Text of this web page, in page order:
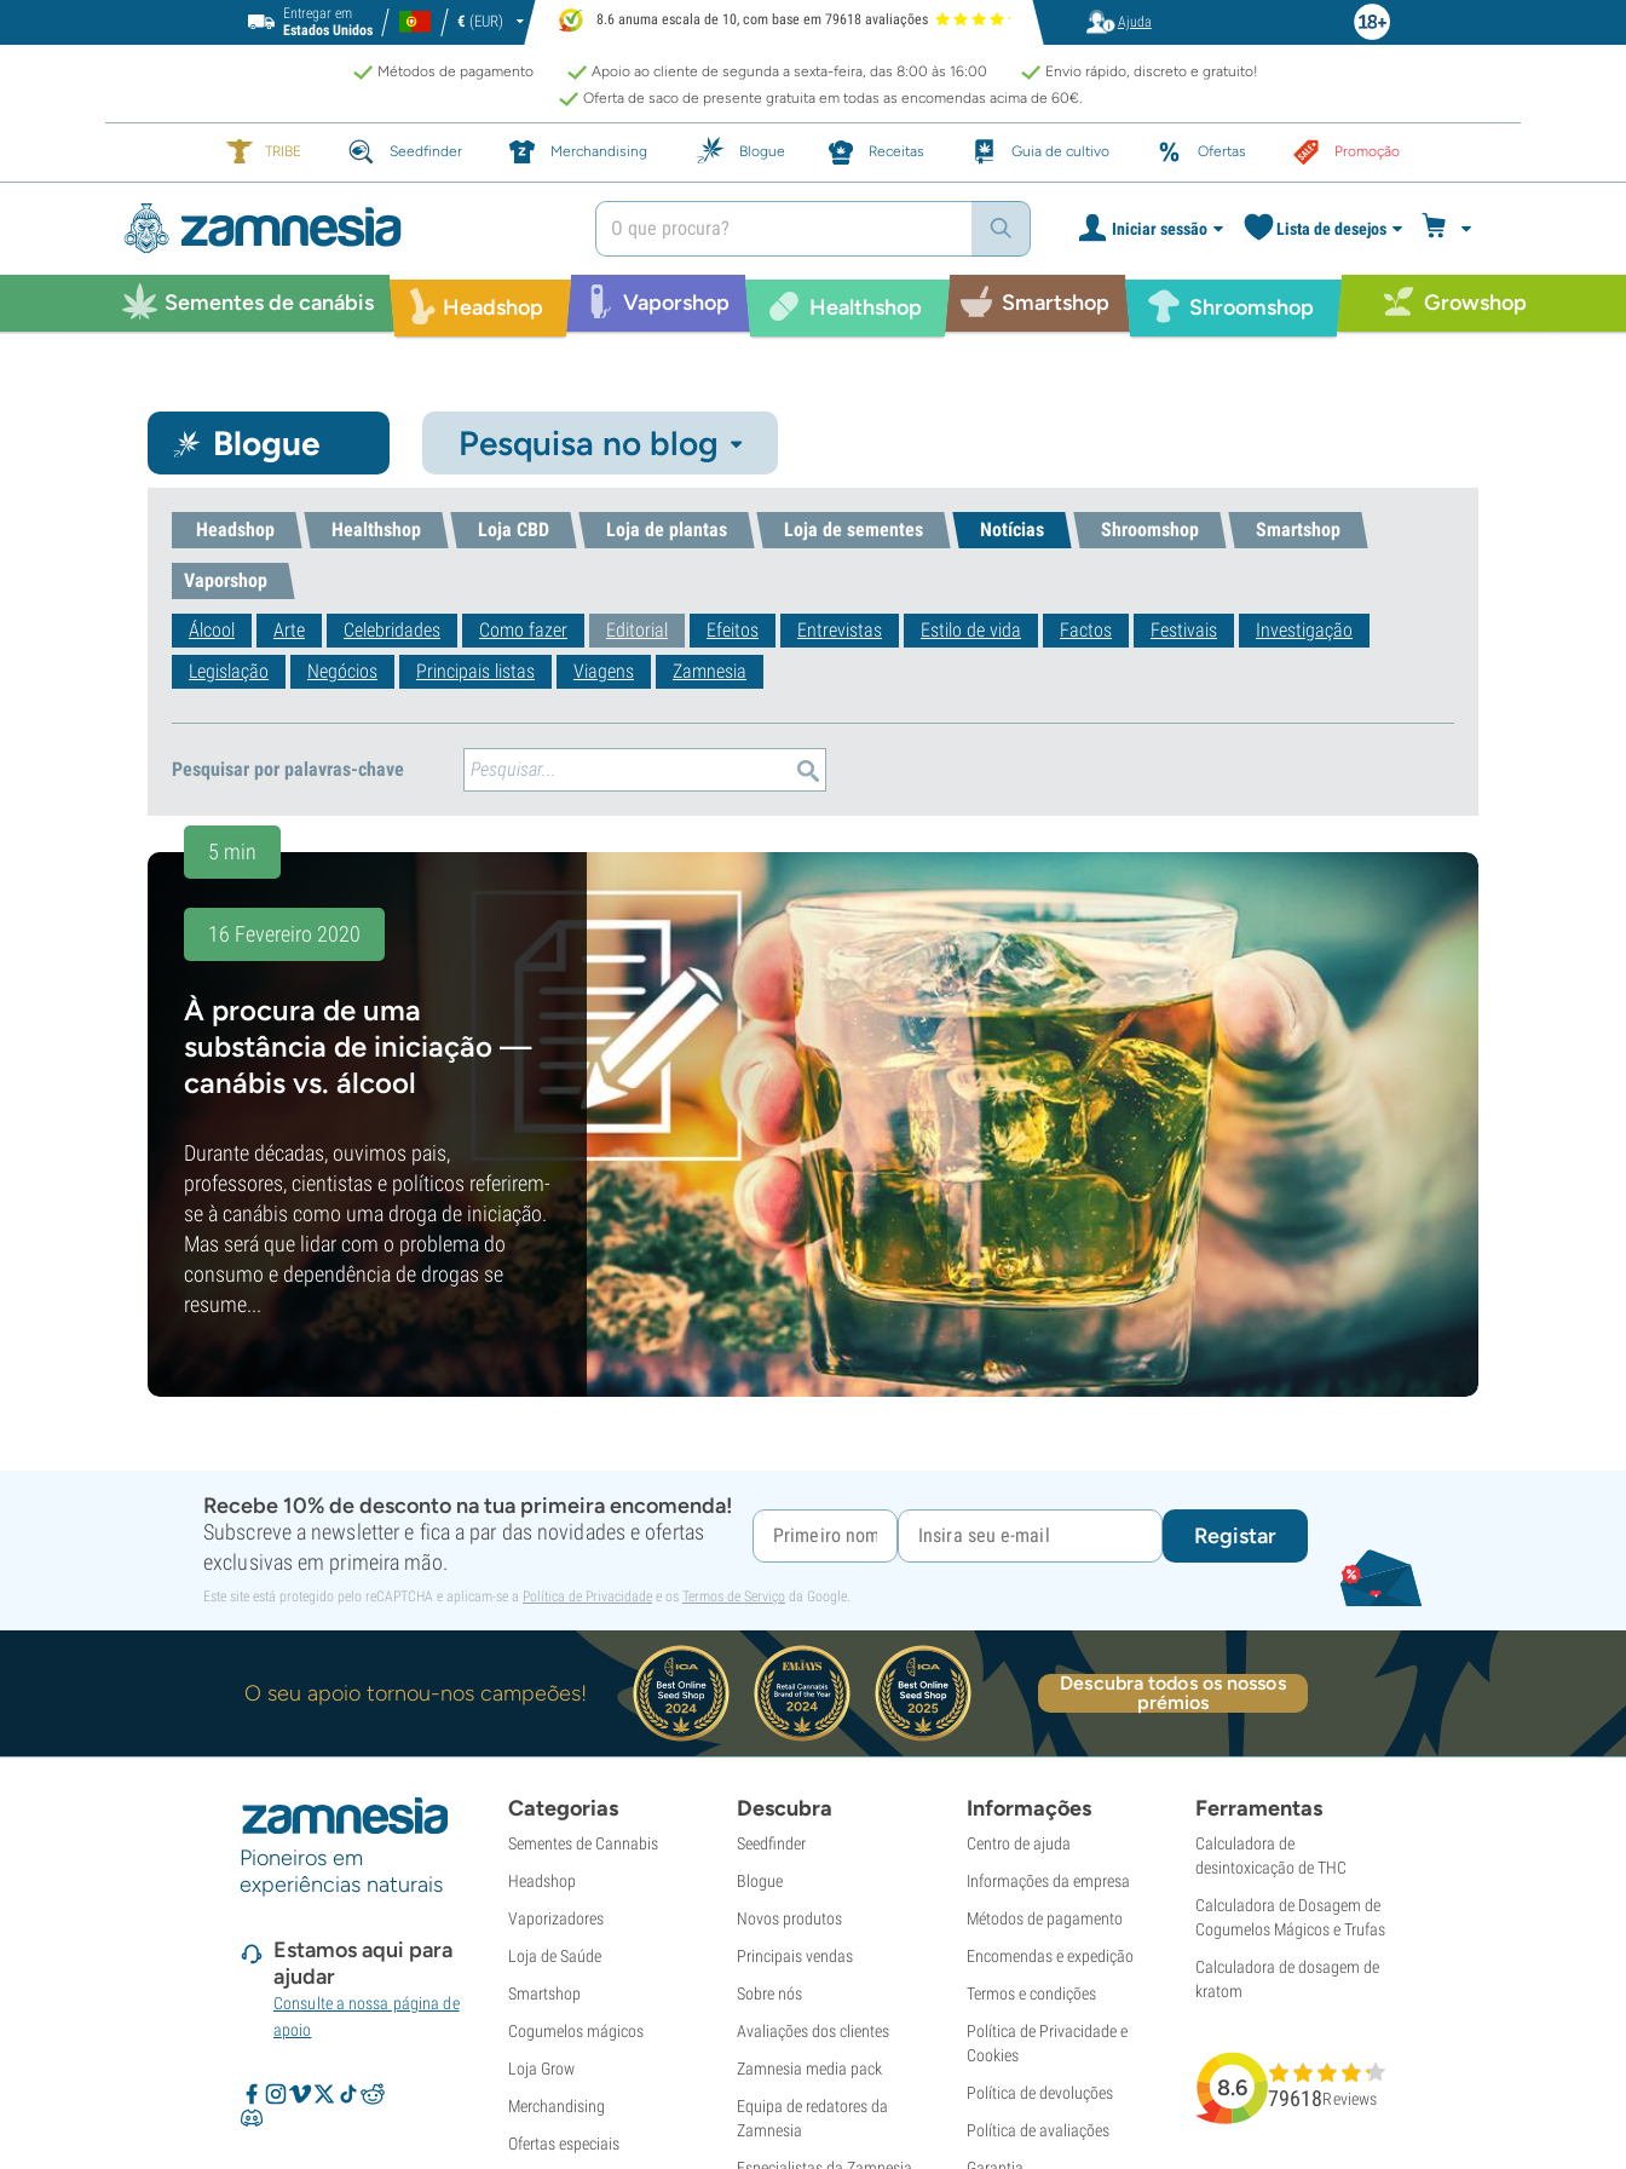
Entregar em
Estados Unidos
€ (EUR) 8.6 anuma escala de 10, com base em 79618 avaliações Ajuda
Métodos de pagamento Apoio ao cliente de segunda a sexta-feira, das 8:00 às 16:00
Envio rápido, discreto e gratuito!
Oferta de saco de presente gratuita em todas as encomendas acima de 60€.
TRIBE Seedfinder Merchandising Blogue Receitas Guia de cultivo Ofertas Promoção
Iniciar sessão Lista de desejos
Sementes de canábis Headshop Vaporshop Healthshop Smartshop Shroomshop Growshop
Blogue Pesquisa no blog
Headshop Healthshop Loja CBD Loja de plantas Loja de sementes Notícias Shroomshop Smartshop
Vaporshop
Álcool Arte Celebridades Como fazer Editorial Efeitos Entrevistas Estilo de vida Factos Festivais
Investigação
Legislação
Negócios Principais listas Viagens Zamnesia
Pesquisar por palavras-chave
5 min
16 Fevereiro 2020
À procura de uma
substância de iniciação —
canábis vs. álcool
Durante décadas, ouvimos pais,
professores, cientistas e políticos referirem-
se à canábis como uma droga de iniciação.
Mas será que lidar com o problema do
consumo e dependência de drogas se
resume...
Recebe 10% de desconto na tua primeira encomenda!
Subscreve a newsletter e fica a par das novidades e ofertas
exclusivas em primeira mão.
Registar
Este site está protegido pelo reCAPTCHA e aplicam-se a Política de Privacidade e os Termos de Serviço da Google.
O seu apoio tornou-nos campeões!
Descubra todos os nossos
prémios
Pioneiros em
experiências naturais
Estamos aqui para
ajudar
Consulte a nossa página de
apoio
Categorias
Sementes de Cannabis
Headshop
Vaporizadores
Loja de Saúde
Smartshop
Cogumelos mágicos
Loja Grow
Merchandising
Ofertas especiais
Descubra
Seedfinder
Blogue
Novos produtos
Principais vendas
Sobre nós
Avaliações dos clientes
Zamnesia media pack
Equipa de redatores da
Zamnesia
Informações
Centro de ajuda
Informações da empresa
Métodos de pagamento
Encomendas e expedição
Termos e condições
Política de Privacidade e
Cookies
Política de devoluções
Política de avaliações
Ferramentas
Calculadora de
desintoxicação de THC
Calculadora de Dosagem de
Cogumelos Mágicos e Trufas
Calculadora de dosagem de
kratom
8.6 79618Reviews